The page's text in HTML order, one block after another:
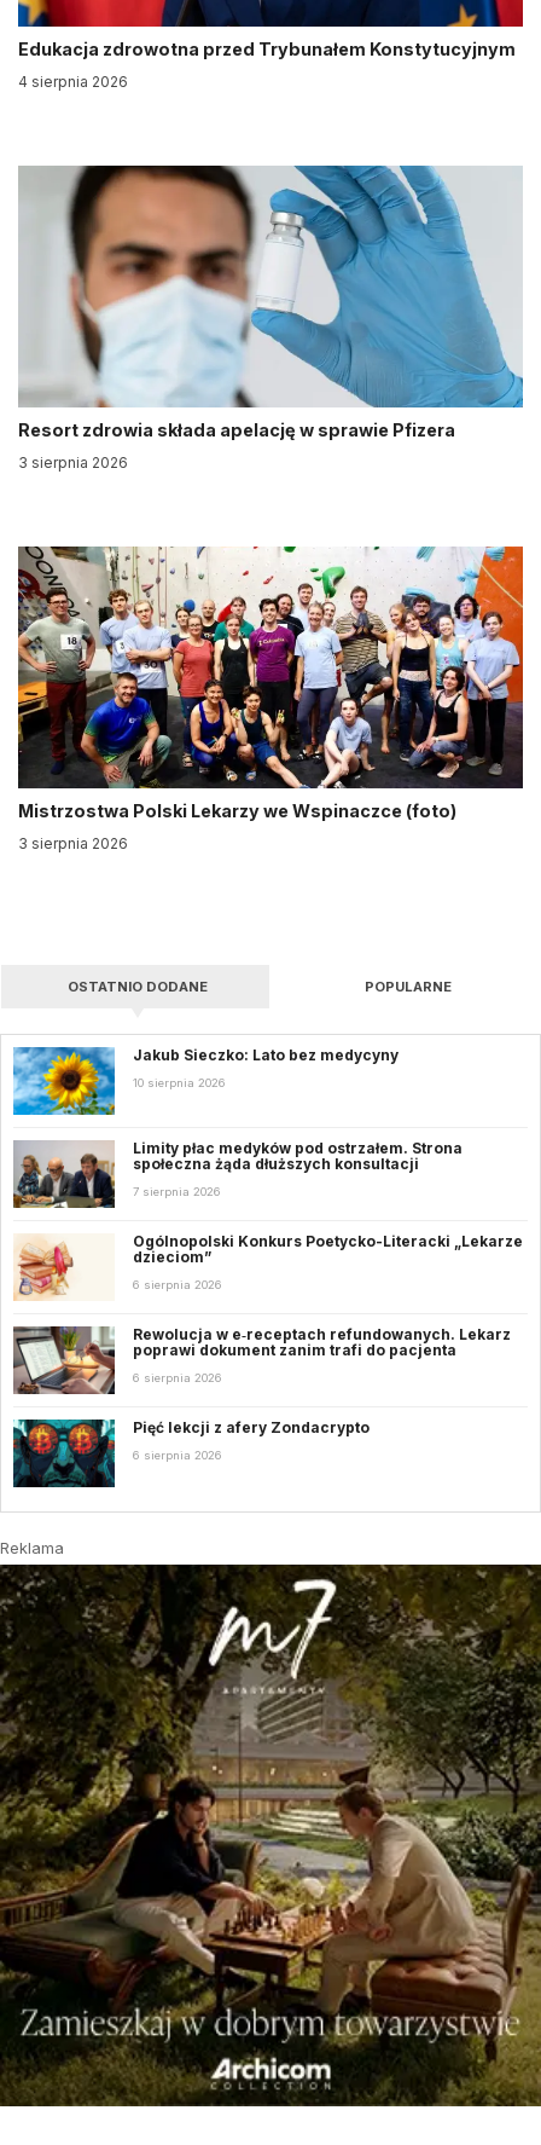
Edukacja zdrowotna przed Trybunałem Konstytucyjnym
4 sierpnia 2026
Resort zdrowia składa apelację w sprawie Pfizera
3 sierpnia 2026
Mistrzostwa Polski Lekarzy we Wspinaczce (foto)
3 sierpnia 2026
OSTATNIO DODANE POPULARNE
Jakub Sieczko: Lato bez medycyny
10 sierpnia 2026
Limity płac medyków pod ostrzałem. Strona
społeczna żąda dłuższych konsultacji
7 sierpnia 2026
Ogólnopolski Konkurs Poetycko-Literacki „Lekarze
dzieciom”
6 sierpnia 2026
Rewolucja w e‑receptach refundowanych. Lekarz
poprawi dokument zanim trafi do pacjenta
6 sierpnia 2026
Pięć lekcji z afery Zondacrypto
6 sierpnia 2026
Reklama